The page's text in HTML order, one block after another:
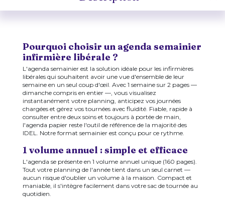
Pourquoi choisir un agenda semainier
infirmière libérale ?
L'agenda semainier est la solution idéale pour les infirmières
libérales qui souhaitent avoir une vue d'ensemble de leur
semaine en un seul coup d'œil. Avec 1 semaine sur 2 pages —
dimanche compris en entier —, vous visualisez
instantanément votre planning, anticipez vos journées
chargées et gérez vos tournées avec fluidité. Fiable, rapide à
consulter entre deux soins et toujours à portée de main,
l'agenda papier reste l'outil de référence de la majorité des
IDEL. Notre format semainier est conçu pour ce rythme.
1 volume annuel : simple et efficace
L'agenda se présente en 1 volume annuel unique (160 pages).
Tout votre planning de l'année tient dans un seul carnet —
aucun risque d'oublier un volume à la maison. Compact et
maniable, il s'intègre facilement dans votre sac de tournée au
quotidien.